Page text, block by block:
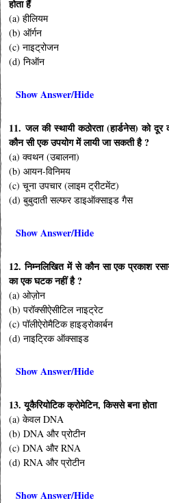
होता हैं
(a) हीलियम
(b) ऑर्गन
(c) नाइट्रोजन
(d) निऑन
Show Answer/Hide
11. जल की स्थायी कठोरता (हार्डनेस) को
कौन सी एक उपयोग में लायी जा सकती है ?
(a) क्वथन (उबालना)
(b) आयन-विनिमय
(c) चूना उपचार (लाइम ट्रीटमेंट)
(d) बुबुदाती सल्फर डाइऑक्साइड गैस
Show Answer/Hide
12. निम्नलिखित में से कौन सा एक प्रकाश
का एक घटक नहीं है ?
(a) ओज़ोन
(b) परॉक्सीऐसीटिल नाइट्रेट
(c) पॉलीऐरोमैटिक हाइड्रोकार्बन
(d) नाइट्रिक ऑक्साइड
Show Answer/Hide
13. यूकैरियोटिक क्रोमेटिन, किससे बना होता
(a) केवल DNA
(b) DNA और प्रोटीन
(c) DNA और RNA
(d) RNA और प्रोटीन
Show Answer/Hide